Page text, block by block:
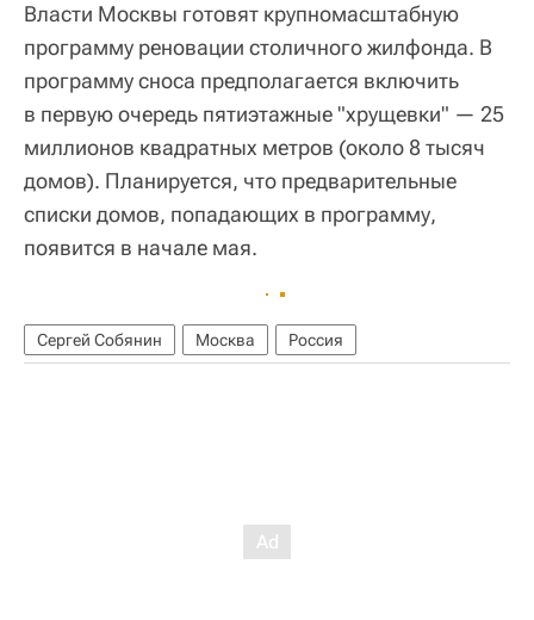
Власти Москвы готовят крупномасштабную
программу реновации столичного жилфонда. В
программу сноса предполагается включить
в первую очередь пятиэтажные "хрущевки" — 25
миллионов квадратных метров (около 8 тысяч
домов). Планируется, что предварительные
списки домов, попадающих в программу,
появится в начале мая.
Сергей Собянин Москва Россия